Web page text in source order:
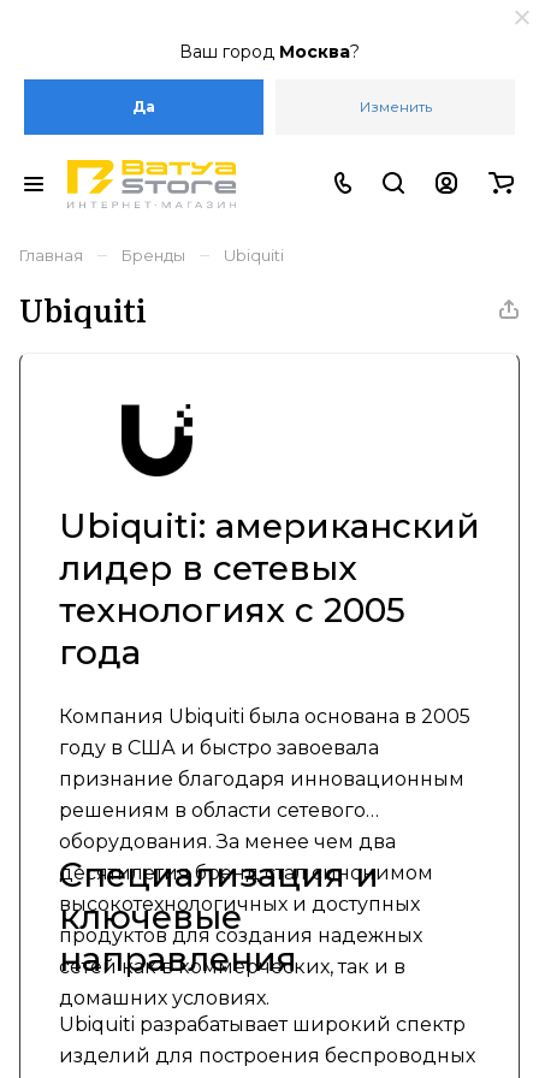
Ваш город Москва?
Да Изменить
Главная – Бренды – Ubiquiti
Ubiquiti
Ubiquiti: американский
лидер в сетевых
технологиях с 2005
года
Компания Ubiquiti была основана в 2005
году в США и быстро завоевала
признание благодаря инновационным
решениям в области сетевого
оборудования. За менее чем два
десятилетия бренд стал синонимом
высокотехнологичных и доступных
продуктов для создания надежных
сетей как в коммерческих, так и в
домашних условиях.
Специализация и
ключевые
направления
Ubiquiti разрабатывает широкий спектр
изделий для построения беспроводных